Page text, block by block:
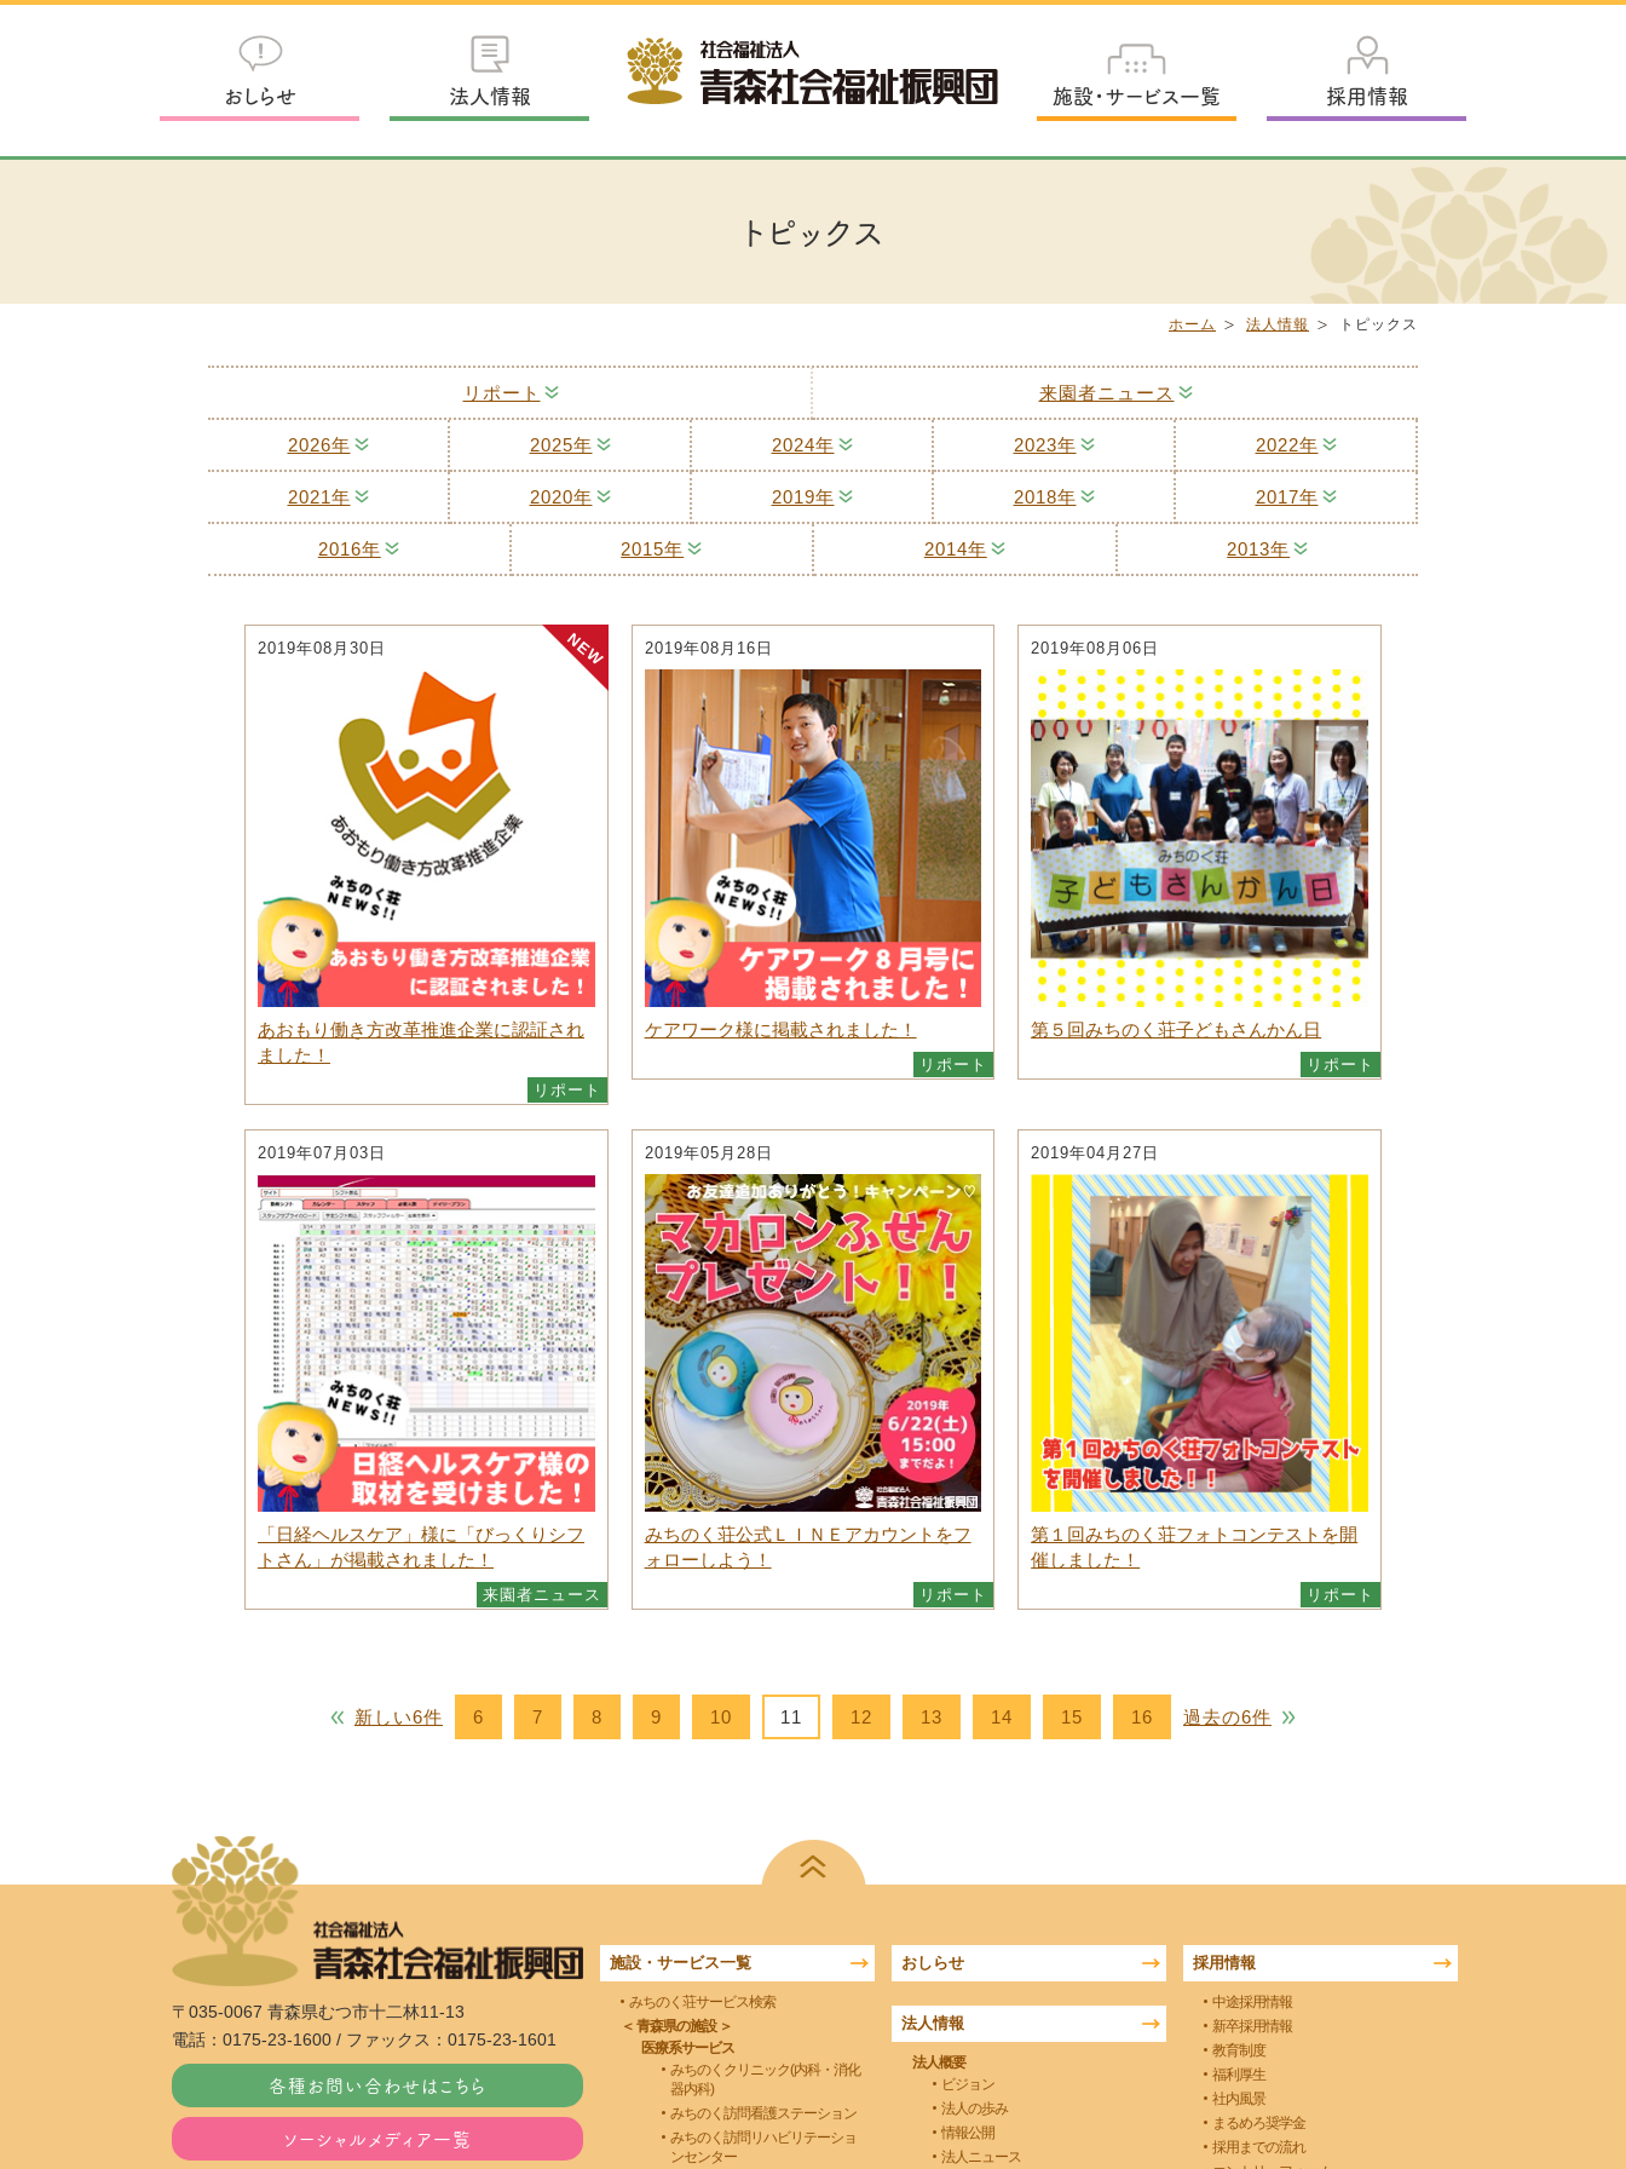
おしらせ 法人情報 施設・サービス一覧 採用情報
トピックス
ホーム 法人情報 トピックス
リポート 来園者ニュース
2026年 2025年 2024年 2023年 2022年
2021年 2020年 2019年 2018年 2017年
2016年 2015年 2014年 2013年
2019年08月30日
あおもり働き方改革推進企業に認証され
ました！
リポート
2019年08月16日
ケアワーク様に掲載されました！
リポート
2019年08月06日
第５回みちのく荘子どもさんかん日
リポート
2019年07月03日
「日経ヘルスケア」様に「びっくりシフ
トさん」が掲載されました！
来園者ニュース
2019年05月28日
みちのく荘公式ＬＩＮＥアカウントをフ
ォローしよう！
リポート
2019年04月27日
第１回みちのく荘フォトコンテストを開
催しました！
リポート
新しい6件 6 7 8 9 10 11 12 13 14 15 16 過去の6件
〒035-0067 青森県むつ市十二林11-13
電話：0175-23-1600 / ファックス：0175-23-1601
各種お問い合わせはこちら
ソーシャルメディア一覧
施設・サービス一覧
みちのく荘サービス検索
＜ 青森県の施設 ＞
医療系サービス
みちのくクリニック(内科・消化
器内科)
みちのく訪問看護ステーション
みちのく訪問リハビリテーショ
ンセンター
おしらせ
法人情報
法人概要
ビジョン
法人の歩み
情報公開
法人ニュース
採用情報
中途採用情報
新卒採用情報
教育制度
福利厚生
社内風景
まるめろ奨学金
採用までの流れ